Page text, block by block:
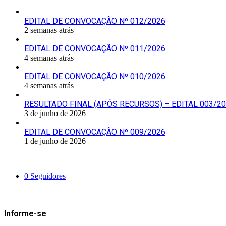
EDITAL DE CONVOCAÇÃO Nº 012/2026
2 semanas atrás
EDITAL DE CONVOCAÇÃO Nº 011/2026
4 semanas atrás
EDITAL DE CONVOCAÇÃO Nº 010/2026
4 semanas atrás
RESULTADO FINAL (APÓS RECURSOS) – EDITAL 003/
3 de junho de 2026
EDITAL DE CONVOCAÇÃO Nº 009/2026
1 de junho de 2026
0 Seguidores
Informe-se